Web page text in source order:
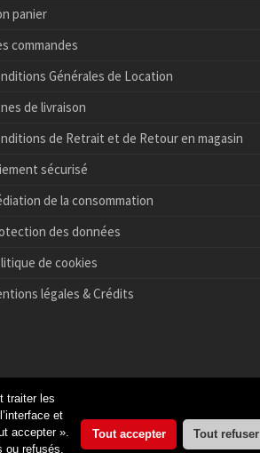
panier
commandes
Générales de Location
de livraison
de Retrait et de Retour en magasin
sécurisé
de la consommation
des données
de cookies
légales & Crédits
droits réservés -Réalisation : akadom.com
traiter les
et
accepter ».
refusés,
Tout accepter Tout refuser